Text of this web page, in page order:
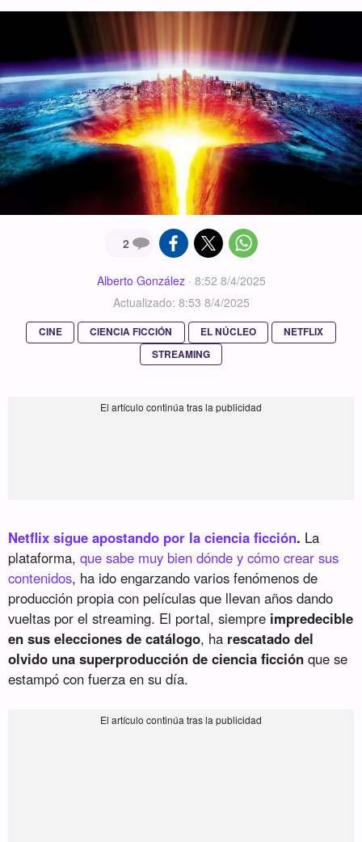
2
Alberto González· 8:52 8/4/2025
Actualizado: 8:53 8/4/2025
CINE CIENCIA FICCIÓN EL NÚCLEO
NETFLIX
STREAMING
Netflix sigue apostando por la ciencia ficción. La
plataforma,que sabe muy bien dónde y cómo crear sus
contenidos, ha ido engarzando varios fenómenos de
producción propia con películas que llevan años dando
vueltas por el streaming. El portal, siempre impredecible
en sus elecciones de catálogo, ha rescatado del
olvido una superproducción de ciencia ficción que se
estampó con fuerza en su día.